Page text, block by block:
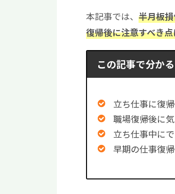
本記事では、 半月板
復帰後に注意すべき
この記事で分か
立ち仕事に復
職場復帰後に
立ち仕事中に
早期の仕事復